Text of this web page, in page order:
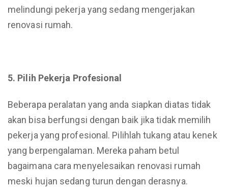
melindungi pekerja yang sedang mengerjakan
renovasi rumah.
5. Pilih Pekerja Profesional
Beberapa peralatan yang anda siapkan diatas tidak
akan bisa berfungsi dengan baik jika tidak memilih
pekerja yang profesional. Pilihlah tukang atau kenek
yang berpengalaman. Mereka paham betul
bagaimana cara menyelesaikan renovasi rumah
meski hujan sedang turun dengan derasnya.